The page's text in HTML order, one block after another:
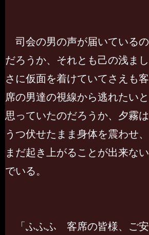
司会の男の声が届いているの
だろうか、それとも己の浅まし
さに仮面を着けていてさえも客
席の男達の視線から逃れたいと
思っていたのだろうか、夕霧は
うつ伏せたまま身体を震わせ、
まだ起き上がることが出来ない
でいる。
「ふふふ 客席の皆様、ご安